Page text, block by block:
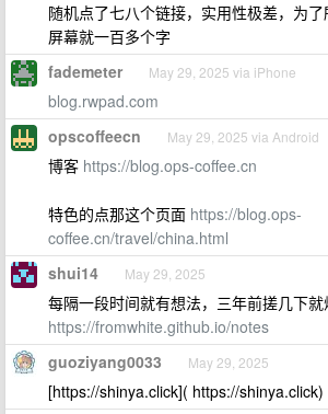
随机点了七八个链接，实用性极差，为
屏幕就一百多个字
fademeter May 29, 2025 via iPhone
blog.rwpad.com
opscoffeecn May 29, 2025 via Android
博客 https://blog.ops-coffee.cn
特色的点那这个页面 https://blog.ops-
coffee.cn/travel/china.html
shui14 May 29, 2025
每隔一段时间就有想法，三年前搓几下就
https://fromwhite.github.io/notes
guoziyang0033 May 29, 2025
[https://shinya.click]( https://shinya.click)